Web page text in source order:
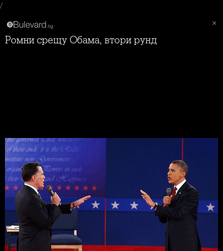
/
Ромни срещу Обама, втори рунд